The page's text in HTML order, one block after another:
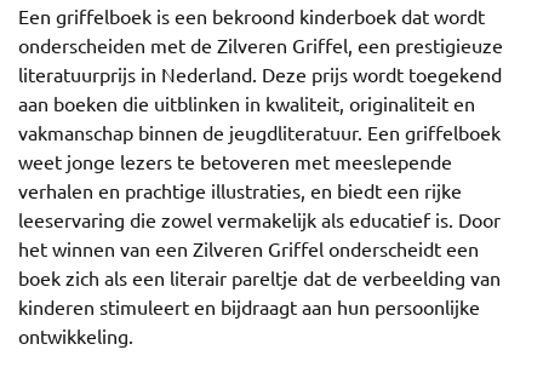
Een griffelboek is een bekroond kinderboek dat wordt
onderscheiden met de Zilveren Griffel, een prestigieuze
literatuurprijs in Nederland. Deze prijs wordt toegekend
aan boeken die uitblinken in kwaliteit, originaliteit en
vakmanschap binnen de jeugdliteratuur. Een griffelboek
weet jonge lezers te betoveren met meeslepende
verhalen en prachtige illustraties, en biedt een rijke
leeservaring die zowel vermakelijk als educatief is. Door
het winnen van een Zilveren Griffel onderscheidt een
boek zich als een literair pareltje dat de verbeelding van
kinderen stimuleert en bijdraagt aan hun persoonlijke
ontwikkeling.